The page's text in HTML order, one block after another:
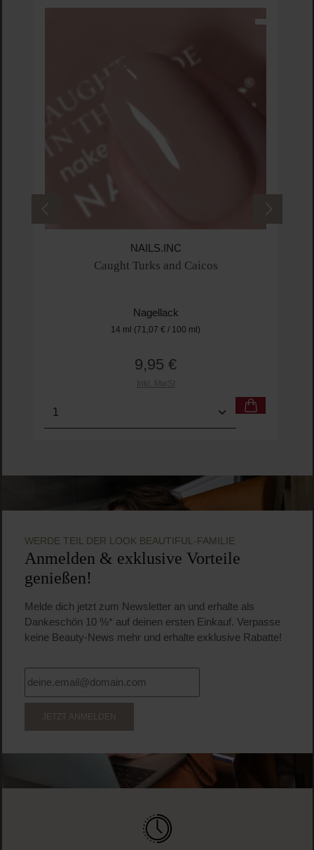
NAILS.INC
Caught Turks and Caicos
Nagellack
14 ml (71,07 € / 100 ml)
Regulärer Preis:
9,95 €
Inkl. MwSt
Produkt Anzahl: Gib den gewünschten Wert
WERDE TEIL DER LOOK BEAUTIFUL-FAMILIE
Anmelden & exklusive Vorteile
genießen!
Melde dich jetzt zum Newsletter an und erhalte als
Dankeschön 10 %* auf deinen ersten Einkauf. Verpasse
keine Beauty-News mehr und erhalte exklusive Rabatte!
JETZT ANMELDEN